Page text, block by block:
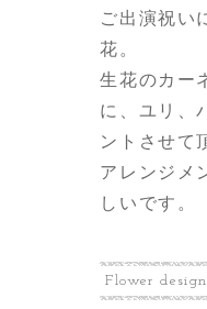
ご出演祝い
花。
生花のカー
に、ユリ、
ントさせて
アレンジメ
しいです。
Flower